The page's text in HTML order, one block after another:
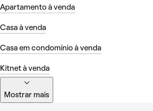
Apartamento à venda
Casa à venda
Casa em condomínio à venda
Kitnet à venda
Mostrar mais